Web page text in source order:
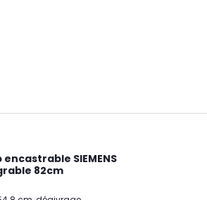
SIEMENS
82cm